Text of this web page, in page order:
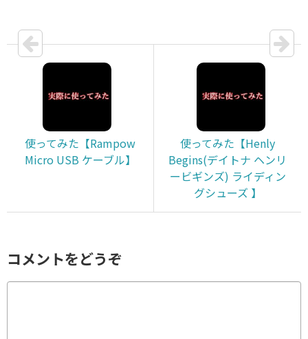
使ってみた【Rampow
Micro USB ケーブル】
使ってみた【Henly
Begins(デイトナ ヘンリ
ービギンズ) ライディン
グシューズ 】
コメントをどうぞ